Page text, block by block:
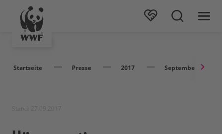
Startseite Presse 2017 September